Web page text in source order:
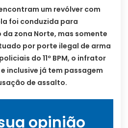
um revólver com
foi conduzida para
zona Norte, mas somente
por porte ilegal de arma
do 11º BPM, o infrator
inclusive já tem passagem
de assalto.
opinião